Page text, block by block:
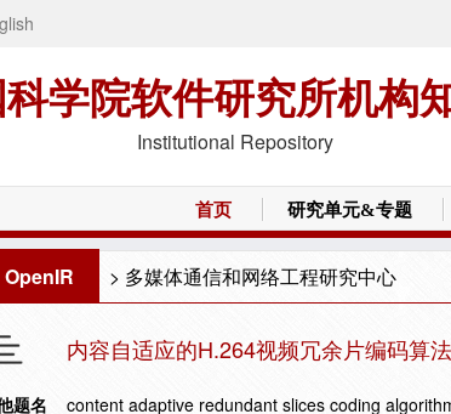
学院软件研究所机构
Institutional Repository
首页 研究单元&专题
> 多媒体通信和网络工程研究中心
内容自适应的H.264视频冗余片编码算法
题名 content adaptive redundant slices coding